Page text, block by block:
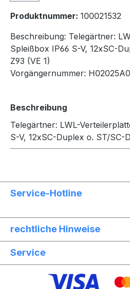
Produktnummer: 100021532
Beschreibung: Telegärtner:
Spleißbox IP66 S-V, 12xSC-
Z93 (VE 1)
Vorgängernummer:
Beschreibung
Telegärtner: LWL-
S-V, 12xSC-Duplex o. ST/SC-
Service-Hotline
rechtliche Hinweise
Service